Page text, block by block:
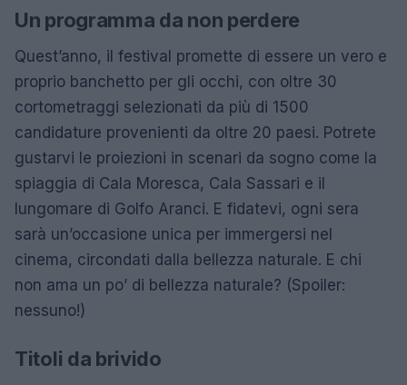
Un programma da non perdere
Quest’anno, il festival promette di essere un vero e
proprio banchetto per gli occhi, con oltre 30
cortometraggi selezionati da più di 1500
candidature provenienti da oltre 20 paesi. Potrete
gustarvi le proiezioni in scenari da sogno come la
spiaggia di Cala Moresca, Cala Sassari e il
lungomare di Golfo Aranci. E fidatevi, ogni sera
sarà un’occasione unica per immergersi nel
cinema, circondati dalla bellezza naturale. E chi
non ama un po’ di bellezza naturale? (Spoiler:
nessuno!)
Titoli da brivido